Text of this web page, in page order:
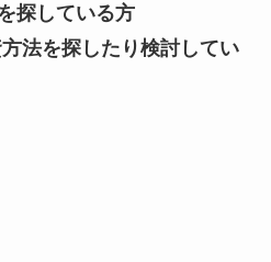
探している方
法を探したり検討してい